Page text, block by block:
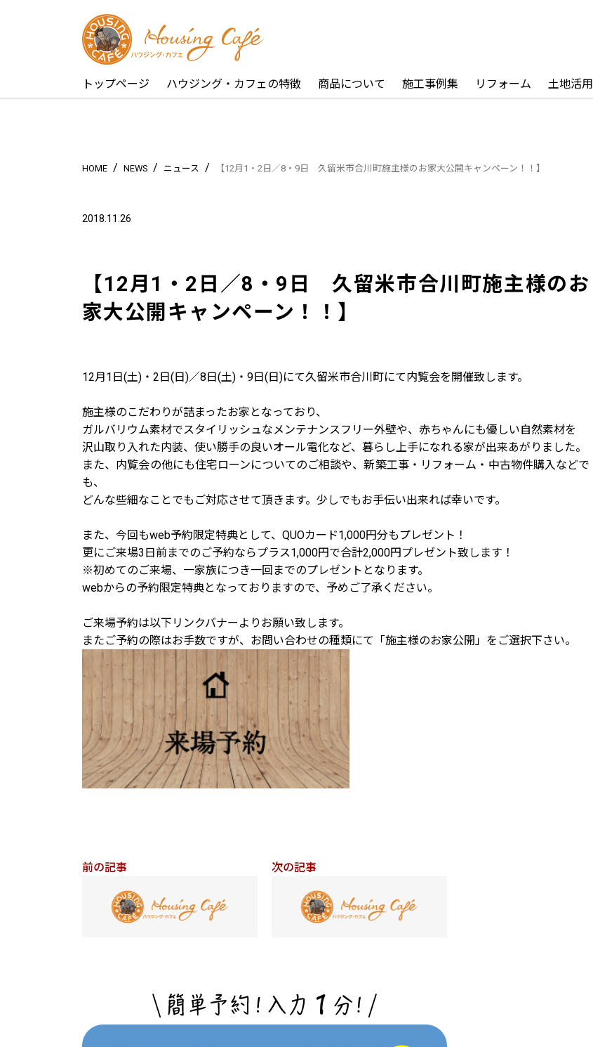
トップページ ハウジング・カフェの特徴 商品について 施工事例集 リフォーム 土地活用
HOME / NEWS / ニュース / 【12月1・2日／8・9日 久留米市合川町施主様のお家大公開キャンペーン！！】
2018.11.26
【12月1・2日／8・9日 久留米市合川町施主様のお
家大公開キャンペーン！！】
12月1日(土)・2日(日)／8日(土)・9日(日)にて久留米市合川町にて内覧会を開催致します。
施主様のこだわりが詰まったお家となっており、
ガルバリウム素材でスタイリッシュなメンテナンスフリー外壁や、赤ちゃんにも優しい自然素材を
沢山取り入れた内装、使い勝手の良いオール電化など、暮らし上手になれる家が出来あがりました。
また、内覧会の他にも住宅ローンについてのご相談や、新築工事・リフォーム・中古物件購入などで
も、
どんな些細なことでもご対応させて頂きます。少しでもお手伝い出来れば幸いです。
また、今回もweb予約限定特典として、QUOカード1,000円分もプレゼント！
更にご来場3日前までのご予約ならプラス1,000円で合計2,000円プレゼント致します！
※初めてのご来場、一家族につき一回までのプレゼントとなります。
webからの予約限定特典となっておりますので、予めご了承ください。
ご来場予約は以下リンクバナーよりお願い致します。
またご予約の際はお手数ですが、お問い合わせの種類にて「施主様のお家公開」をご選択下さい。
前の記事 次の記事